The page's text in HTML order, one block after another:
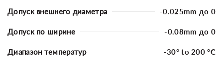
Допуск внешнего диаметра -0.025mm до 0
Допуск по ширине -0.08mm до 0
Диапазон температур -30° to 200 °C